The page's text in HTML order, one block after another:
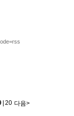
20 다음>